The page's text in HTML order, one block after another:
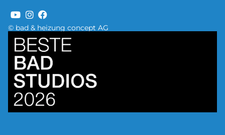
© bad & heizung concept AG